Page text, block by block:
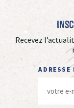
Recevez